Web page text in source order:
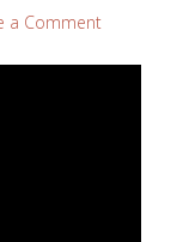
a Comment